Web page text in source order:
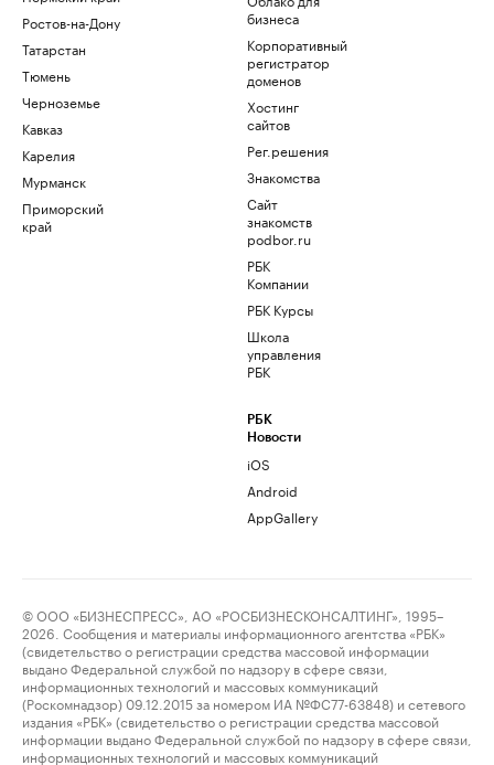
Ростов-на-Дону
Татарстан
Тюмень
Черноземье
Кавказ
Карелия
Мурманск
Приморский
край
бизнеса
Корпоративный
регистратор
доменов
Хостинг
сайтов
Рег.решения
Знакомства
Сайт
знакомств
podbor.ru
РБК
Компании
РБК Курсы
Школа
управления
РБК
РБК
Новости
iOS
Android
AppGallery
© ООО «БИЗНЕСПРЕСС», АО «РОСБИЗНЕСКОНСАЛТИНГ», 1995–
2026. Сообщения и материалы информационного агентства «РБК»
(свидетельство о регистрации средства массовой информации
выдано Федеральной службой по надзору в сфере связи,
информационных технологий и массовых коммуникаций
(Роскомнадзор) 09.12.2015 за номером ИА №ФС77-63848) и сетевого
издания «РБК» (свидетельство о регистрации средства массовой
информации выдано Федеральной службой по надзору в сфере связи,
информационных технологий и массовых коммуникаций